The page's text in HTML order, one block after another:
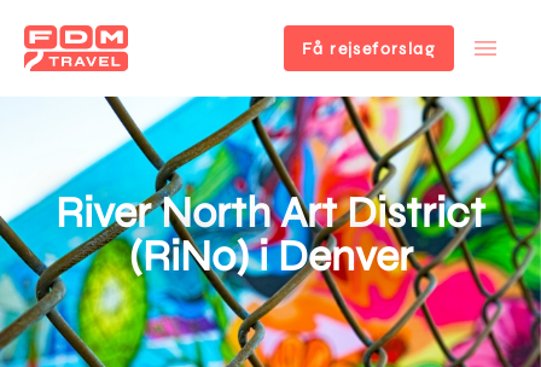
hovedindhold
Få rejseforslag
River North Art District
(RiNo) i Denver